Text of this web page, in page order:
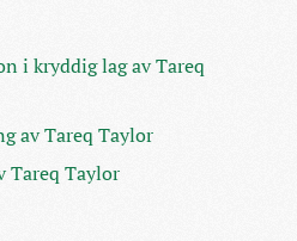
i kryddig lag av Tareq
av Tareq Taylor
Tareq Taylor